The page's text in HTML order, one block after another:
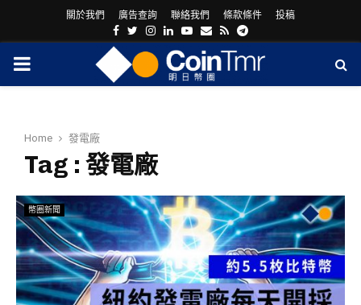
關於我們 廣告查詢 聯絡我們 條款條件 投稿
Facebook
Twitter
Instagram
LinkedinYoutube
Email
RssTelegram
PRIMARY
Home 發電廠
Tag : 發電廠
幣圈新聞